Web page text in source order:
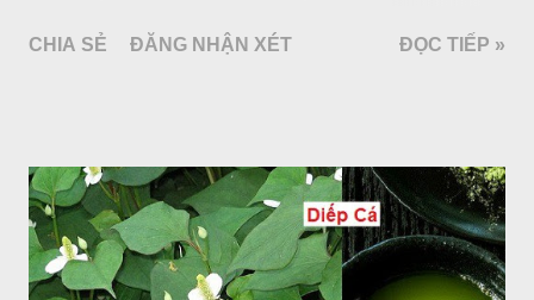
quanh có 3-5 mấu lồi; vỏ củ màu nâu, thịt trắng vàng và cứng.
một mo to màu đỏ xanh có đốm trắng, mặt trong màu đỏ thẫm,
bao lấy một bong mo là một trục mang phần hoa cái ở dưới,
phần hoa đực ở trên. Khoai nưa phân bố ở Ấn độ, Myanma,
Trung quốc, Việt nam, Campuchia, Malaixia, Inđônêxia,
CHIA SẺ ĐĂNG NHẬN XÉT ĐỌC TIẾP »